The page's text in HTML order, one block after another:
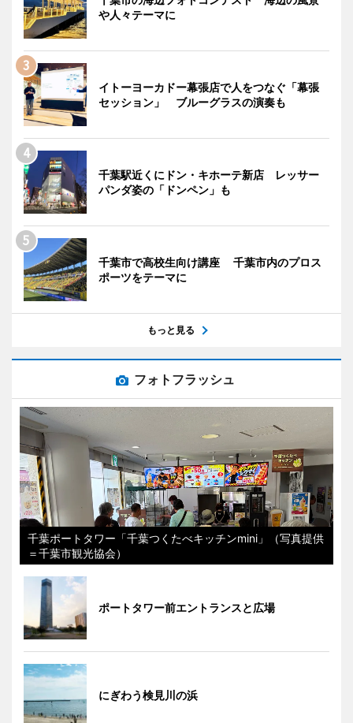
や人々テーマに
イトーヨーカドー幕張店で人をつなぐ「幕張
セッション」 ブルーグラスの演奏も
千葉駅近くにドン・キホーテ新店 レッサー
パンダ姿の「ドンペン」も
千葉市で高校生向け講座 千葉市内のプロス
ポーツをテーマに
もっと見る
フォトフラッシュ
千葉ポートタワー「千葉つくたべキッチンmini」（写真提供
＝千葉市観光協会）
ポートタワー前エントランスと広場
にぎわう検見川の浜